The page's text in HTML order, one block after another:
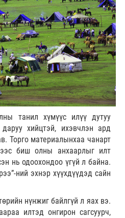
танил хүмүүс илүү дутуу
даруу хийцтэй, ихэвчлэн ард
Торго материалынхаа чанарт
биш олны анхаарлыг илт
нь одоохондоо үгүй л байна.
ний эхнэр хүүхдүүдэд сайн
нүнжиг байлгүй л яах вэ.
илтэд онгирон сагсуурч,